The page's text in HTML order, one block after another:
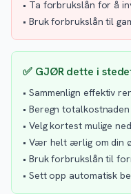
• Ta forbrukslån for å
• Bruk forbrukslån til
✅ GJØR dette i
• Sammenlign effektiv
• Beregn
• Velg kortest mulige
• Vær helt ærlig om din
• Bruk forbrukslån til
• Sett opp automatisk